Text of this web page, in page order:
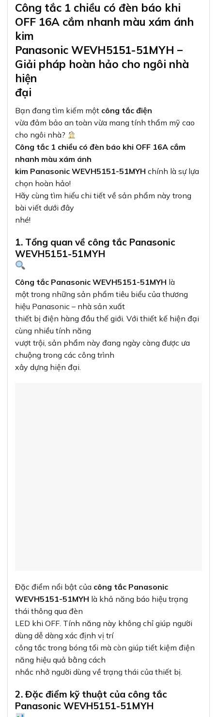
Công tắc 1 chiều có đèn báo khi
OFF 16A cắm nhanh màu xám ánh
kim
Panasonic WEVH5151-51MYH –
Giải pháp hoàn hảo cho ngôi nhà
hiện
đại
Bạn đang tìm kiếm một công tắc điện
vừa đảm bảo an toàn vừa mang tính thẩm mỹ cao
cho ngôi nhà?
Công tắc 1 chiều có đèn báo khi OFF 16A cắm
nhanh màu xám ánh
kim Panasonic WEVH5151-51MYH chính là sự lựa
chọn hoàn hảo!
Hãy cùng tìm hiểu chi tiết về sản phẩm này trong
bài viết dưới đây
nhé!
1. Tổng quan về công tắc Panasonic
WEVH5151-51MYH
Công tắc Panasonic WEVH5151-51MYH là
một trong những sản phẩm tiêu biểu của thương
hiệu Panasonic – nhà sản xuất
thiết bị điện hàng đầu thế giới. Với thiết kế hiện đại
cùng nhiều tính năng
vượt trội, sản phẩm này đang ngày càng được ưa
chuộng trong các công trình
xây dựng hiện đại.
Đặc điểm nổi bật của công tắc Panasonic
WEVH5151-51MYH là khả năng báo hiệu trạng
thái thông qua đèn
LED khi OFF. Tính năng này không chỉ giúp người
dùng dễ dàng xác định vị trí
công tắc trong bóng tối mà còn giúp tiết kiệm điện
năng hiệu quả bằng cách
nhắc nhở người dùng về trạng thái của thiết bị.
2. Đặc điểm kỹ thuật của công tắc
Panasonic WEVH5151-51MYH